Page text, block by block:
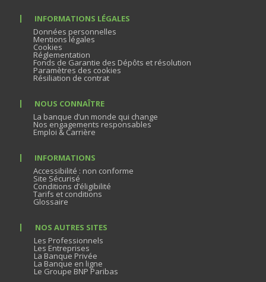
INFORMATIONS LÉGALES
Données personnelles
Mentions légales
Cookies
Réglementation
Fonds de Garantie des Dépôts et résolution
Paramètres des cookies
Résiliation de contrat
NOUS CONNAÎTRE
La banque d’un monde qui change
Nos engagements responsables
Emploi & Carrière
INFORMATIONS
Accessibilité : non conforme
Site Sécurisé
Conditions d’éligibilité
Tarifs et conditions
Glossaire
NOS AUTRES SITES
Les Professionnels
Les Entreprises
La Banque Privée
La Banque en ligne
Le Groupe BNP Paribas